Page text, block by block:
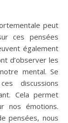
peut
ces pensées
également
d’observer les
mental. Se
discussions
Cela permet
nos émotions.
pensées, nous